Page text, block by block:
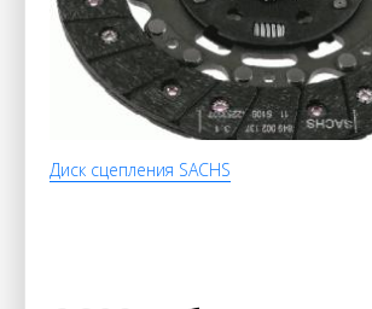
Диск сцепления SACHS